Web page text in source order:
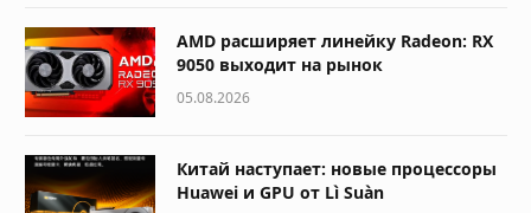
AMD расширяет линейку Radeon: RX
9050 выходит на рынок
05.08.2026
Китай наступает: новые процессоры
Huawei и GPU от Lì Suàn